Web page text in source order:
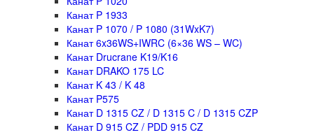
Канат P 1933
Канат P 1070 / P 1080 (31WxK7)
Канат 6x36WS+IWRC (6×36 WS – WC)
Канат Drucrane K19/K16
Канат DRAKO 175 LC
Канат K 43 / K 48
Канат P575
Канат D 1315 CZ / D 1315 C / D 1315 CZP
Канат D 915 CZ / PDD 915 CZ